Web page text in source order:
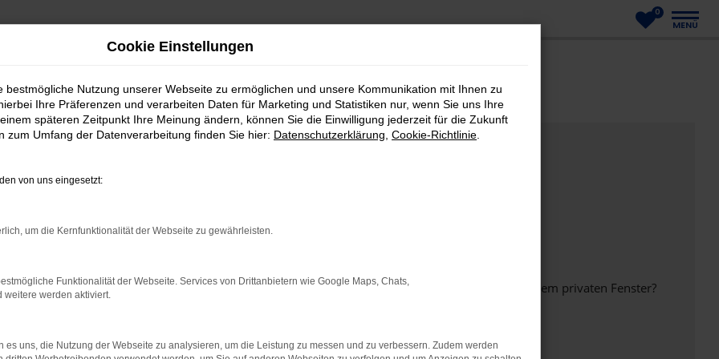
0
MENÜ
bestimmter Seiten verhindern. Funktioniert die Seite in einem anderen Browser oder in einem privaten Fenster?
beheben.
auf dem neuesten Stand sind.
Cookie Einstellungen
bestmögliche Nutzung unserer Webseite zu ermöglichen und unsere Kommunikation mit Ihnen zu
Ihre Präferenzen und verarbeiten Daten für Marketing und Statistiken nur, wenn Sie uns Ihre
späteren Zeitpunkt Ihre Meinung ändern, können Sie die Einwilligung jederzeit für die Zukunft
zum Umfang der Datenverarbeitung finden Sie hier: Datenschutzerklärung Cookie-Richtlinie
von uns eingesetzt:
um die Kernfunktionalität der Webseite zu gewährleisten.
Funktionalität der Webseite. Services von Drittanbietern wie Google Maps, Chats,
weitere werden aktiviert.
es uns, die Nutzung der Webseite zu analysieren, um die Leistung zu messen und zu verbessern. Zudem werden